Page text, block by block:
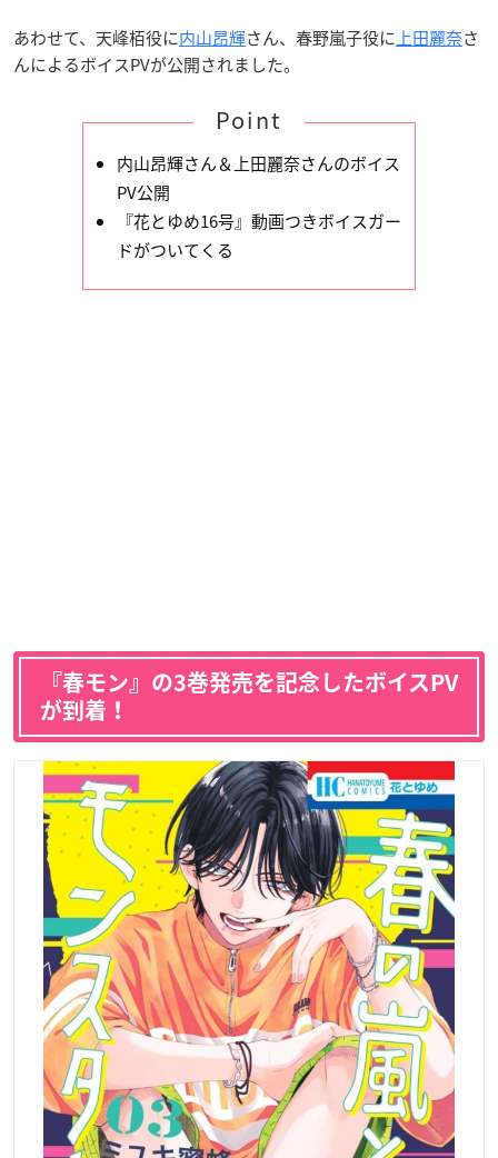
あわせて、天峰栢役に内山昂輝さん、春野嵐子役に 上田麗奈さ
んによるボイスPVが公開されました。
Point
内山昂輝さん＆上田麗奈さんのボイス
PV公開
『花とゆめ16号』動画つきボイスガー
ドがついてくる
『春モン』の3巻発売を記念したボイスPV
が到着！